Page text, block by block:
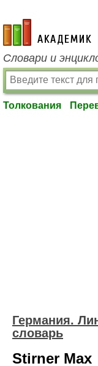
academic.ru
Словари и
Толкования
Германия.
словарь
Stirner Max